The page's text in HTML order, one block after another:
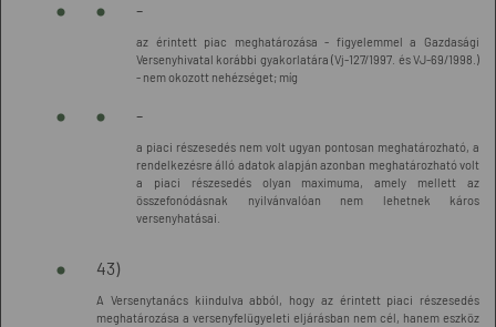
-
az érintett piac meghatározása - figyelemmel a Gazdasági
Versenyhivatal korábbi gyakorlatára (Vj-127/1997. és VJ-69/1998.)
- nem okozott nehézséget; míg
-
a piaci részesedés nem volt ugyan pontosan meghatározható, a
rendelkezésre álló adatok alapján azonban meghatározható volt
a piaci részesedés olyan maximuma, amely mellett az
összefonódásnak nyilvánvalóan nem lehetnek káros
versenyhatásai.
43)
A Versenytanács kiindulva abból, hogy az érintett piaci részesedés
meghatározása a versenyfelügyeleti eljárásban nem cél, hanem eszköz